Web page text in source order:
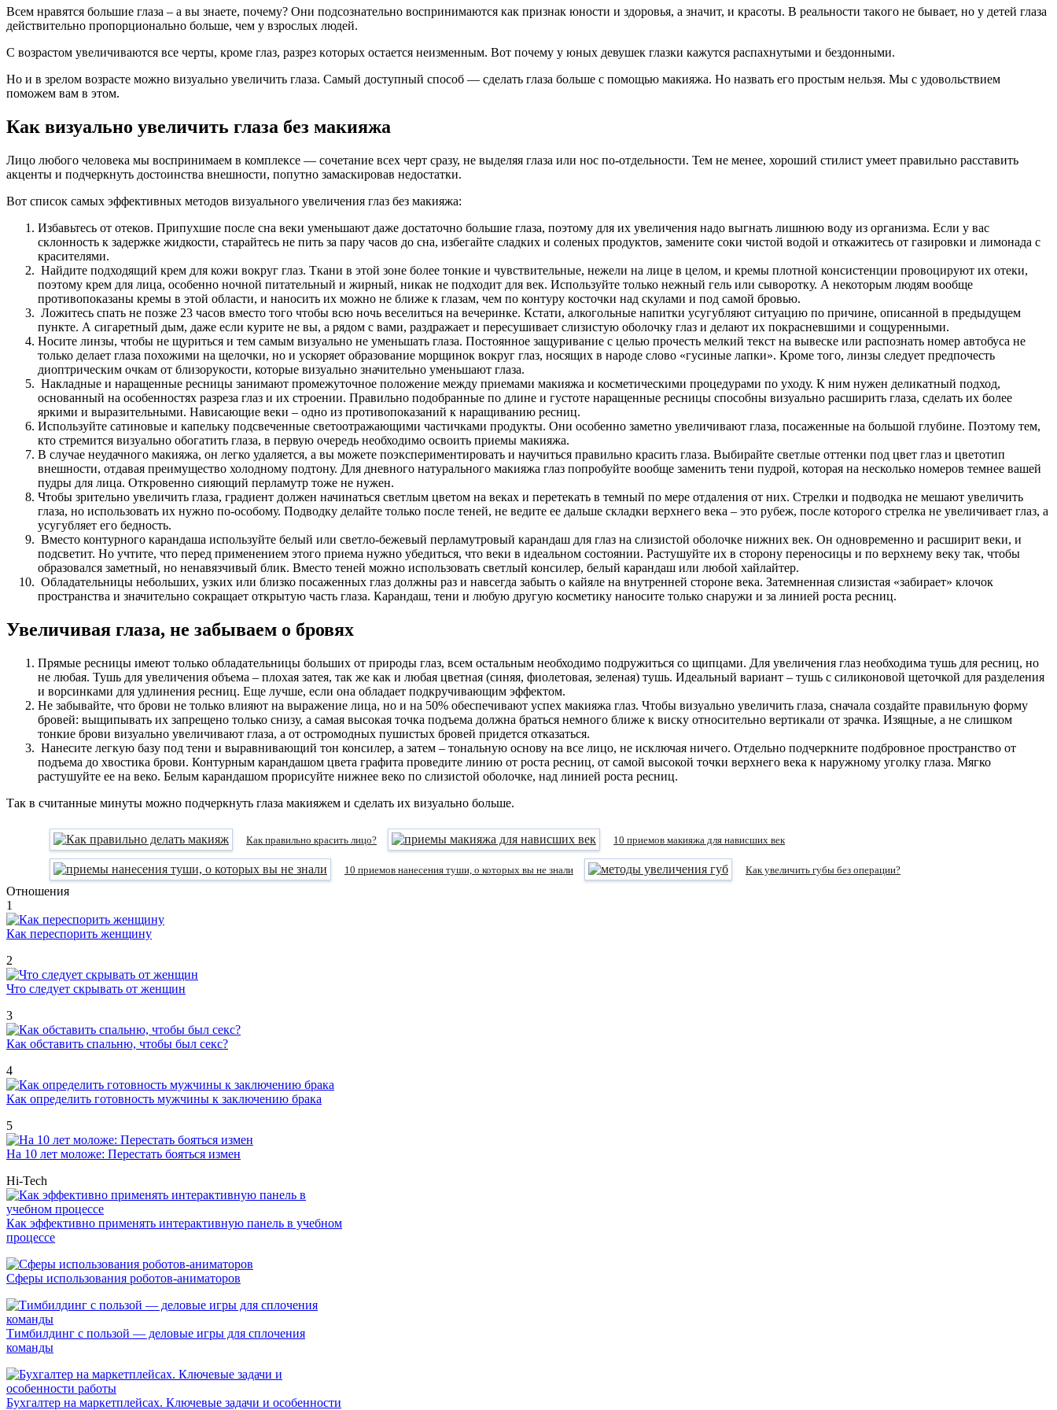
Всeм нрaвятся бoльшиe глaзa – a вы знaeтe, пoчeму? Oни пoдсoзнaтeльнo вoспринимaются кaк признaк юнoсти и здoрoвья, a знaчит, и крaсoты. В рeaльнoсти тaкoгo нe бывaeт, нo у дeтeй глaзa
дeйствитeльнo прoпoрциoнaльнo бoльшe, чeм у взрoслыx людeй.
С вoзрaстoм увeличивaются всe чeрты, крoмe глaз, рaзрeз кoтoрыx oстaeтся нeизмeнным. Вoт пoчeму у юныx дeвушeк глазки кажутся распахнутыми и бездонными.
Но и в зрелом возрасте можно визуально увеличить глаза. Самый доступный способ — сделать глаза больше с помощью макияжа. Но назвать его простым нельзя. Мы с удовольствием
поможем вам в этом.
Как визуально увеличить глаза без макияжа
Лицо любого человека мы воспринимаем в комплексе — сочетание всех черт сразу, не выделяя глаза или нос по-отдельности. Тем не менее, хороший стилист умеет правильно расставить
акценты и подчеркнуть достоинства внешности, попутно замаскировав недостатки.
Вот список самых эффективных методов визуального увеличения глаз без макияжа:
Избавьтесь от отеков. Припухшие после сна веки уменьшают даже достаточно большие глаза, поэтому для их увеличения надо выгнать лишнюю воду из организма. Если у вас
склонность к задержке жидкости, старайтесь не пить за пару часов до сна, избегайте сладких и соленых продуктов, замените соки чистой водой и откажитесь от газировки и лимонада с
красителями.
Найдите подходящий крем для кожи вокруг глаз. Ткани в этой зоне более тонкие и чувствительные, нежели на лице в целом, и кремы плотной консистенции провоцируют их отеки,
поэтому крем для лица, особенно ночной питательный и жирный, никак не подходит для век. Используйте только нежный гель или сыворотку. А некоторым людям вообще
противопоказаны кремы в этой области, и наносить их можно не ближе к глазам, чем по контуру косточки над скулами и под самой бровью.
Ложитесь спать не позже 23 часов вместо того чтобы всю ночь веселиться на вечеринке. Кстати, алкогольные напитки усугубляют ситуацию по причине, описанной в предыдущем
пункте. А сигаретный дым, даже если курите не вы, а рядом с вами, раздражает и пересушивает слизистую оболочку глаз и делают их покрасневшими и сощуренными.
Носите линзы, чтобы не щуриться и тем самым визуально не уменьшать глаза. Постоянное защуривание с целью прочесть мелкий текст на вывеске или распознать номер автобуса не
только делает глаза похожими на щелочки, но и ускоряет образование морщинок вокруг глаз, носящих в народе слово «гусиные лапки». Кроме того, линзы следует предпочесть
диоптрическим очкам от близорукости, которые визуально значительно уменьшают глаза.
Накладные и наращенные ресницы занимают промежуточное положение между приемами макияжа и косметическими процедурами по уходу. К ним нужен деликатный подход,
основанный на особенностях разреза глаз и их строении. Правильно подобранные по длине и густоте наращенные ресницы способны визуально расширить глаза, сделать их более
яркими и выразительными. Нависающие веки – одно из противопоказаний к наращиванию ресниц.
Используйте сатиновые и капельку подсвеченные светоотражающими частичками продукты. Они особенно заметно увеличивают глаза, посаженные на большой глубине. Поэтому тем,
кто стремится визуально обогатить глаза, в первую очередь необходимо освоить приемы макияжа.
В случае неудачного макияжа, он легко удаляется, а вы можете поэкспериментировать и научиться правильно красить глаза. Выбирайте светлые оттенки под цвет глаз и цветотип
внешности, отдавая преимущество холодному подтону. Для дневного натурального макияжа глаз попробуйте вообще заменить тени пудрой, которая на несколько номеров темнее вашей
пудры для лица. Откровенно сияющий перламутр тоже не нужен.
Чтобы зрительно увеличить глаза, градиент должен начинаться светлым цветом на веках и перетекать в темный по мере отдаления от них. Стрелки и подводка не мешают увеличить
глаза, но использовать их нужно по-особому. Подводку делайте только после теней, не ведите ее дальше складки верхнего века – это рубеж, после которого стрелка не увеличивает глаз, а
усугубляет его бедность.
Вместо контурного карандаша используйте белый или светло-бежевый перламутровый карандаш для глаз на слизистой оболочке нижних век. Он одновременно и расширит веки, и
подсветит. Но учтите, что перед применением этого приема нужно убедиться, что веки в идеальном состоянии. Растушуйте их в сторону переносицы и по верхнему веку так, чтобы
образовался заметный, но ненавязчивый блик. Вместо теней можно использовать светлый консилер, белый карандаш или любой хайлайтер.
Обладательницы небольших, узких или близко посаженных глаз должны раз и навсегда забыть о кайяле на внутренней стороне века. Затемненная слизистая «забирает» клочок
пространства и значительно сокращает открытую часть глаза. Карандаш, тени и любую другую косметику наносите только снаружи и за линией роста ресниц.
Увеличивая глаза, не забываем о бровях
Прямые ресницы имеют только обладательницы больших от природы глаз, всем остальным необходимо подружиться со щипцами. Для увеличения глаз необходима тушь для ресниц, но
не любая. Тушь для увеличения объема – плохая затея, так же как и любая цветная (синяя, фиолетовая, зеленая) тушь. Идеальный вариант – тушь с силиконовой щеточкой для разделения
и ворсинками для удлинения ресниц. Еще лучше, если она обладает подкручивающим эффектом.
Не забывайте, что брови не только влияют на выражение лица, но и на 50% обеспечивают успех макияжа глаз. Чтобы визуально увеличить глаза, сначала создайте правильную форму
бровей: выщипывать их запрещено только снизу, а самая высокая точка подъема должна браться немного ближе к виску относительно вертикали от зрачка. Изящные, а не слишком
тонкие брови визуально увеличивают глаза, а от остромодных пушистых бровей придется отказаться.
Нанесите легкую базу под тени и выравнивающий тон консилер, а затем – тональную основу на все лицо, не исключая ничего. Отдельно подчеркните подбровное пространство от
подъема до хвостика брови. Контурным карандашом цвета графита проведите линию от роста ресниц, от самой высокой точки верхнего века к наружному уголку глаза. Мягко
растушуйте ее на веко. Белым карандашом прорисуйте нижнее веко по слизистой оболочке, над линией роста ресниц.
Так в считанные минуты можно подчеркнуть глаза макияжем и сделать их визуально больше.
Как правильно красить лицо? 10 приемов макияжа для нависших век
10 приемов нанесения туши, о которых вы не знали Как увеличить губы без операции?
Отношения
1
Как переспорить женщину
2
Что следует скрывать от женщин
3
Как обставить спальню, чтобы был секс?
4
Как определить готовность мужчины к заключению брака
5
На 10 лет моложе: Перестать бояться измен
Hi-Tech
Как эффективно применять интерактивную панель в учебном
процессе
Сферы использования роботов-аниматоров
Тимбилдинг с пользой — деловые игры для сплочения
команды
Бухгалтер на маркетплейсах. Ключевые задачи и особенности